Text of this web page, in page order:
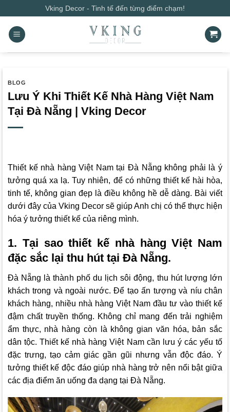
qua
nội
dung
Vking Decor - Tinh tế đến từng điểm chạm!
BLOG
Lưu Ý Khi Thiết Kế Nhà Hàng Việt Nam
Tại Đà Nẵng | Vking Decor
Thiết kế nhà hàng Việt Nam tại Đà Nẵng không phải là ý
tưởng quá xa lạ. Tuy nhiên, để có những thiết kế hài hòa,
tinh tế, không gian đẹp là điều không hề dễ dàng. Bài viết
dưới đây của Vking Decor sẽ giúp Anh chị có thể thực hiện
hóa ý tưởng thiết kế của riêng mình.
1. Tại sao thiết kế nhà hàng Việt Nam
đặc sắc lại thu hút tại Đà Nẵng.
Đà Nẵng là thành phố du lịch sôi động, thu hút lượng lớn
khách trong và ngoài nước. Để tạo ấn tượng và níu chân
khách hàng, nhiều nhà hàng Việt Nam đầu tư vào thiết kế
đậm chất truyền thống. Không chỉ mang đến trải nghiệm
ẩm thực, nhà hàng còn là không gian văn hóa, bản sắc
dân tộc. Thiết kế nhà hàng Việt Nam cần lưu ý các yếu tố
đặc trưng, tạo cảm giác gần gũi nhưng vẫn độc đáo. Ý
tưởng thiết kế độc đáo giúp nhà hàng trở nên nổi bật giữa
các địa điểm ăn uống đa dạng tại Đà Nẵng.